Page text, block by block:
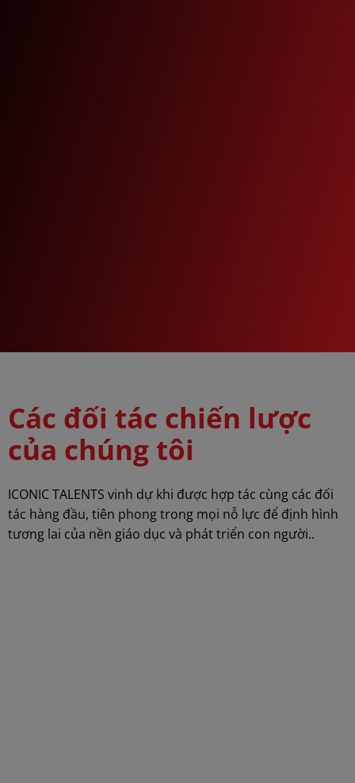
Các đối tác chiến lược
của chúng tôi
ICONIC TALENTS vinh dự khi được hợp tác cùng các đối
tác hàng đầu, tiên phong trong mọi nỗ lực để định hình
tương lai của nền giáo dục và phát triển con người..